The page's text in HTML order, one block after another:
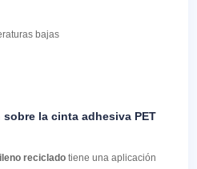
bajas
la cinta adhesiva PET
recicladotiene una aplicación